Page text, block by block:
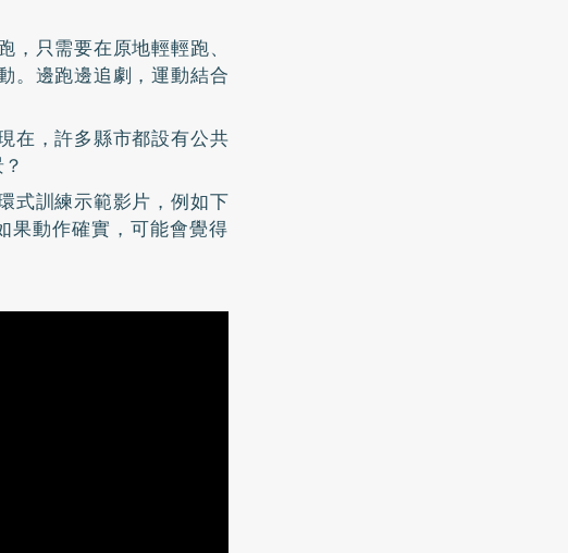
只需要在原地輕輕跑、
。邊跑邊追劇，運動結合
在，許多縣市都設有公共
式訓練示範影片，例如下
果動作確實，可能會覺得